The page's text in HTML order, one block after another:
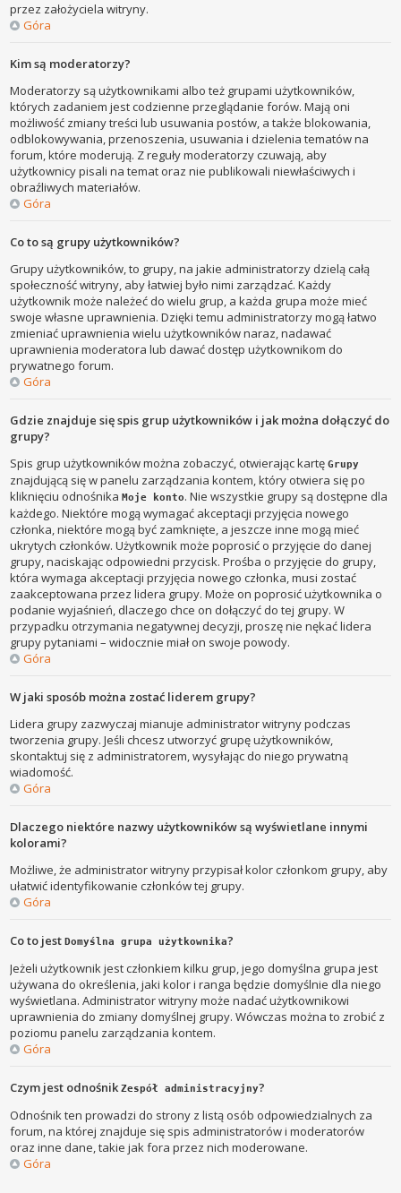
przez założyciela witryny.
Góra
Kim są moderatorzy?
Moderatorzy są użytkownikami albo też grupami użytkowników,
których zadaniem jest codzienne przeglądanie forów. Mają oni
możliwość zmiany treści lub usuwania postów, a także blokowania,
odblokowywania, przenoszenia, usuwania i dzielenia tematów na
forum, które moderują. Z reguły moderatorzy czuwają, aby
użytkownicy pisali na temat oraz nie publikowali niewłaściwych i
obraźliwych materiałów.
Góra
Co to są grupy użytkowników?
Grupy użytkowników, to grupy, na jakie administratorzy dzielą całą
społeczność witryny, aby łatwiej było nimi zarządzać. Każdy
użytkownik może należeć do wielu grup, a każda grupa może mieć
swoje własne uprawnienia. Dzięki temu administratorzy mogą łatwo
zmieniać uprawnienia wielu użytkowników naraz, nadawać
uprawnienia moderatora lub dawać dostęp użytkownikom do
prywatnego forum.
Góra
Gdzie znajduje się spis grup użytkowników i jak można dołączyć do
grupy?
Spis grup użytkowników można zobaczyć, otwierając kartęGrupy
znajdującą się w panelu zarządzania kontem, który otwiera się po
kliknięciu odnośnikaMoje konto. Nie wszystkie grupy są dostępne dla
każdego. Niektóre mogą wymagać akceptacji przyjęcia nowego
członka, niektóre mogą być zamknięte, a jeszcze inne mogą mieć
ukrytych członków. Użytkownik może poprosić o przyjęcie do danej
grupy, naciskając odpowiedni przycisk. Prośba o przyjęcie do grupy,
która wymaga akceptacji przyjęcia nowego członka, musi zostać
zaakceptowana przez lidera grupy. Może on poprosić użytkownika o
podanie wyjaśnień, dlaczego chce on dołączyć do tej grupy. W
przypadku otrzymania negatywnej decyzji, proszę nie nękać lidera
grupy pytaniami – widocznie miał on swoje powody.
Góra
W jaki sposób można zostać liderem grupy?
Lidera grupy zazwyczaj mianuje administrator witryny podczas
tworzenia grupy. Jeśli chcesz utworzyć grupę użytkowników,
skontaktuj się z administratorem, wysyłając do niego prywatną
wiadomość.
Góra
Dlaczego niektóre nazwy użytkowników są wyświetlane innymi
kolorami?
Możliwe, że administrator witryny przypisał kolor członkom grupy, aby
ułatwić identyfikowanie członków tej grupy.
Góra
Co to jestDomyślna grupa użytkownika?
Jeżeli użytkownik jest członkiem kilku grup, jego domyślna grupa jest
używana do określenia, jaki kolor i ranga będzie domyślnie dla niego
wyświetlana. Administrator witryny może nadać użytkownikowi
uprawnienia do zmiany domyślnej grupy. Wówczas można to zrobić z
poziomu panelu zarządzania kontem.
Góra
Czym jest odnośnikZespół administracyjny?
Odnośnik ten prowadzi do strony z listą osób odpowiedzialnych za
forum, na której znajduje się spis administratorów i moderatorów
oraz inne dane, takie jak fora przez nich moderowane.
Góra